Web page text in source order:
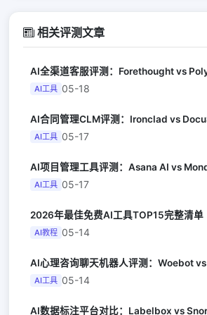
相关评测文章
AI工具 05-18
AI合同管理CLM评测：Ironclad vs
AI工具 05-17
AI工具 05-17
AI教程 05-14
AI工具 05-14